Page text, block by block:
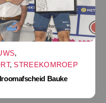
,
, STREEKOMROEP
Bauke